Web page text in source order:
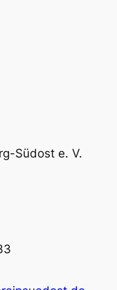
Südost e. V.